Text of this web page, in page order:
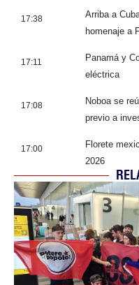
17:38
Arriba a
homenaje a
17:11
Panamá y
eléctrica
17:08
Noboa se
previo a
17:00
Florete
2026